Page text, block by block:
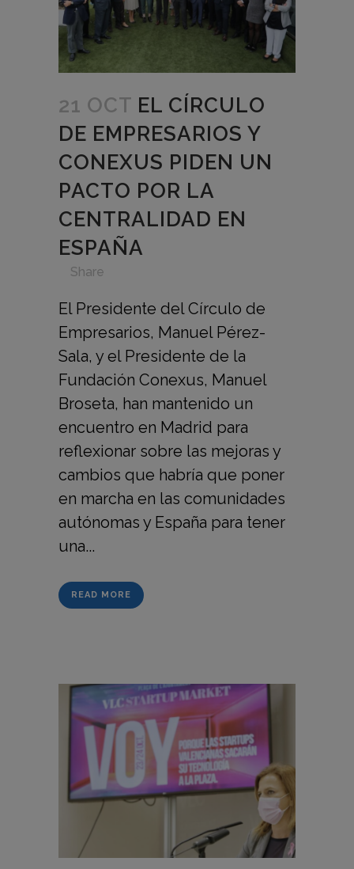
21 OCT EL CÍRCULO
DE EMPRESARIOS Y
CONEXUS PIDEN UN
PACTO POR LA
CENTRALIDAD EN
ESPAÑA
Share
El Presidente del Círculo de
Empresarios, Manuel Pérez-
Sala, y el Presidente de la
Fundación Conexus, Manuel
Broseta, han mantenido un
encuentro en Madrid para
reflexionar sobre las mejoras y
cambios que habría que poner
en marcha en las comunidades
autónomas y España para tener
una...
READ MORE